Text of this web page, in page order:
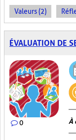
Valeurs (2)
ÉVALUATION DE
0 À